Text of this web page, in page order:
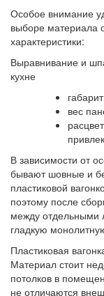
Особое внимание
выборе материала
характеристики:
Выравнивание и
кухне
вес
В зависимости от
бывают шовные и
пластиковой
поэтому после
между отдельными
гладкую
Пластиковая
Материал стоит
потолков в
не отличаются